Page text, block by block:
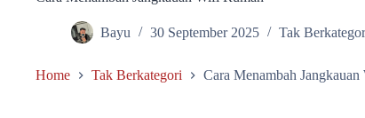
Bayu 30 September 2025 Tak
Home Tak Berkategori Cara Menambah